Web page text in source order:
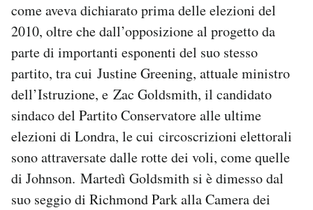
come aveva dichiarato prima delle elezioni del
2010, oltre che dall’opposizione al progetto da
parte di importanti esponenti del suo stesso
partito, tra cui Justine Greening, attuale ministro
dell’Istruzione, e Zac Goldsmith, il candidato
sindaco del Partito Conservatore alle ultime
elezioni di Londra, le cui circoscrizioni elettorali
sono attraversate dalle rotte dei voli, come quelle
di Johnson. Martedì Goldsmith si è dimesso dal
suo seggio di Richmond Park alla Camera dei